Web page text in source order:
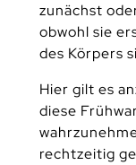
zunächst
obwohl sie
des Körpers
Hier gilt es
diese
rechtzeitig